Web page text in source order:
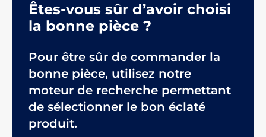
Êtes-vous sûr d’avoir choisi
la bonne pièce ?
Pour être sûr de commander la
bonne pièce, utilisez notre
moteur de recherche permettant
de sélectionner le bon éclaté
produit.